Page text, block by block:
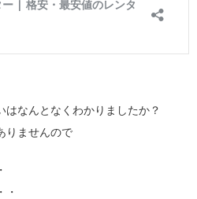
なんとなくわかりましたか？
りませんので
・